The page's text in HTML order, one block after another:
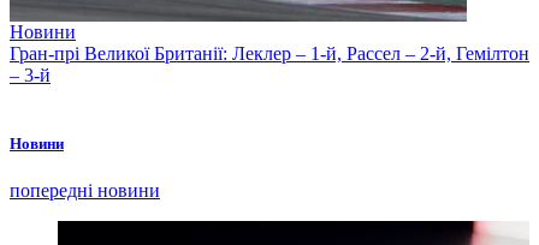
Новини
Гран-прі Великої Британії: Леклер – 1-й, Рассел – 2-й, Гемілтон
– 3-й
Новини
попередні новини